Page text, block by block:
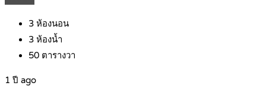
3 ห้องนอน
3 ห้องน้ำ
50 ตารางวา
1 ปี ago